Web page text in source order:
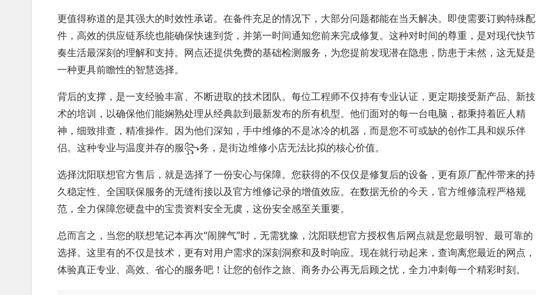
更值得称道的是其强大的时效性承诺。在备件充足的情况下，大部分问题都能在当天解决。即使需要订购特殊配
件，高效的供应链系统也能确保快速到货，并第一时间通知您前来完成修复。这种对时间的尊重，是对现代快节
奏生活最深刻的理解和支持。网点还提供免费的基础检测服务，为您提前发现潜在隐患，防患于未然，这无疑是
一种更具前瞻性的智慧选择。
背后的支撑，是一支经验丰富、不断进取的技术团队。每位工程师不仅持有专业认证，更定期接受新产品、新技
术的培训，以确保他们能娴熟处理从经典款到最新发布的所有机型。他们面对的每一台电脑，都秉持着匠人精
神，细致排查，精准操作。因为他们深知，手中维修的不是冰冷的机器，而是您不可或缺的创作工具和娱乐伴
侣。这种专业与温度并存的服꧂务，是街边维修小店无法比拟的核心价值。
选择沈阳联想官方售后，就是选择了一份安心与保障。您获得的不仅仅是修复后的设备，更有原厂配件带来的持
久稳定性、全国联保服务的无缝衔接以及官方维修记录的增值效应。在数据无价的今天，官方维修流程严格规
范，全力保障您硬盘中的宝贵资料安全无虞，这份安全感至关重要。
总而言之，当您的联想笔记本再次“闹脾气”时，无需犹豫，沈阳联想官方授权售后网点就是您最明智、最可靠的
选择。这里有的不仅是技术，更有对用户需求的深刻洞察和及时响应。现在就行动起来，查询离您最近的网点，
体验真正专业、高效、省心的服务吧！让您的创作之旅、商务办公再无后顾之忧，全力冲刺每一个精彩时刻。